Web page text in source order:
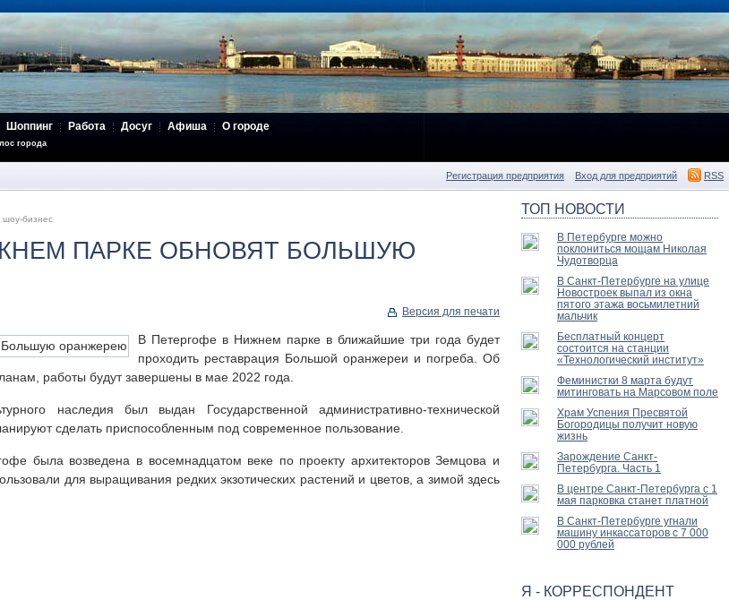
Шоппинг Работа Досуг Афиша О городе
города
Регистрация предприятия Вход для предприятий RSS
шоу-бизнес
ПАРКЕ ОБНОВЯТ БОЛЬШУЮ
Версия для печати
В Петергофе в Нижнем парке в ближайшие три года будет
проходить реставрация Большой оранжереи и погреба. Об
работы будут завершены в мае 2022 года.
наследия был выдан Государственной административно-технической
сделать приспособленным под современное пользование.
была возведена в восемнадцатом веке по проекту архитекторов Земцова и
для выращивания редких экзотических растений и цветов, а зимой здесь
ТОП НОВОСТИ
В Петербурге можно
поклониться мощам Николая
Чудотворца
В Санкт-Петербурге на улице
Новостроек выпал из окна
пятого этажа восьмилетний
мальчик
Бесплатный концерт
состоится на станции
«Технологический институт»
Феминистки 8 марта будут
митинговать на Марсовом поле
Храм Успения Пресвятой
Богородицы получит новую
жизнь
Зарождение Санкт-
Петербурга. Часть 1
В центре Санкт-Петербурга с 1
мая парковка станет платной
В Санкт-Петербурге угнали
машину инкассаторов с 7 000
000 рублей
Я - КОРРЕСПОНДЕНТ